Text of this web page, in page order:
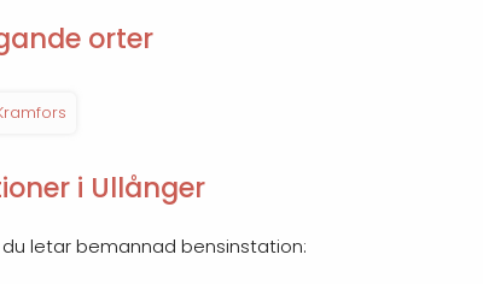
orter
i Ullånger
letar bemannad bensinstation: